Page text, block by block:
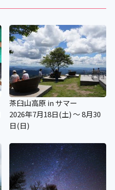
茶臼山高原 in サマー
2026年7月18日(土) ～ 8月30
日(日)